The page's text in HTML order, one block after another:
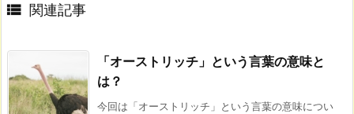
 関連記事
「オーストリッチ」という言葉の意味と
は？
今回は「オーストリッチ」という言葉の意味につい